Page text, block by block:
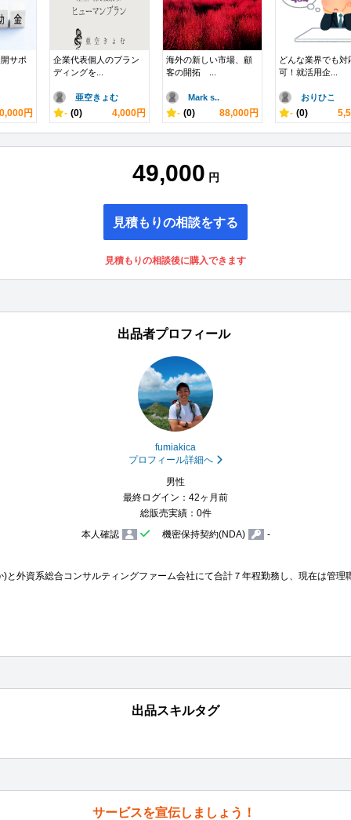
サポ
円
企業代表個人のブラン
ディングを...
亜空きょむ
- (0) 4,000円
海外の新しい市場、顧
客の開拓 ...
Mark s..
- (0) 88,000円
どんな業界でも対
可！就活用企...
おりひこ
- (0)
49,000 円
見積もりの相談をする
見積もりの相談後に購入できます
出品者プロフィール
fumiakica
プロフィール詳細へ
男性
最終ログイン：42ヶ月前
総販売実績：0件
本人確認
機密保持契約(NDA) -
と外資系総合コンサルティングファーム会社にて合計７年程勤務し、現在は管
出品スキルタグ
サービスを宣伝しましょう！